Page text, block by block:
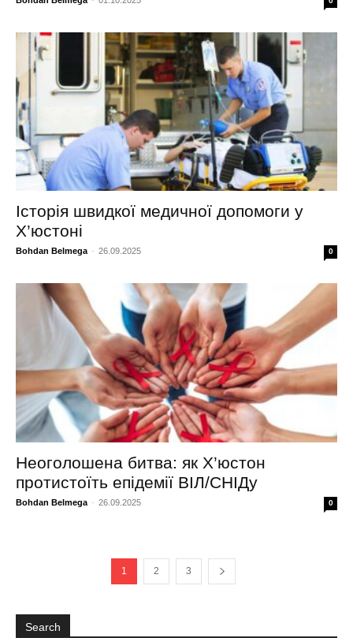
Історія швидкої медичної допомоги у
Х’юстоні
Bohdan Belmega - 26.09.2025 0
Неоголошена битва: як Х’юстон
протистоїть епідемії ВІЛ/СНІДу
Bohdan Belmega - 26.09.2025 0
1 2 3
Search